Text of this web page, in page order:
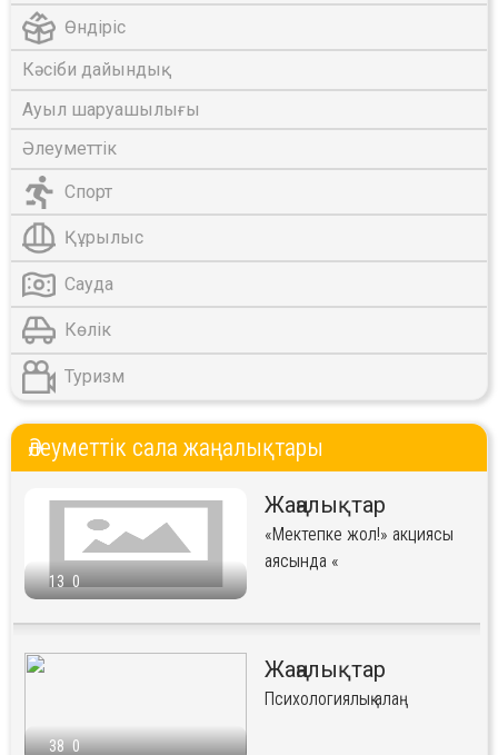
Өндіріс
Кәсіби дайындық
Ауыл шаруашылығы
Әлеуметтік
Спорт
Құрылыс
Сауда
Көлік
Туризм
Әлеуметтік сала жаңалықтары
13 0
Жаңалықтар
«Мектепке жол!» акциясы
аясында «
38 0
Жаңалықтар
Психологиялық алаң